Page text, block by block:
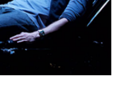
EMAIL